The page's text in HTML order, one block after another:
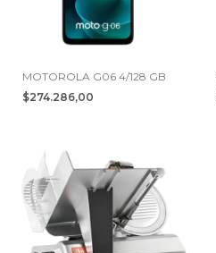
MOTOROLA G06 4/128 GB
$274.286,00